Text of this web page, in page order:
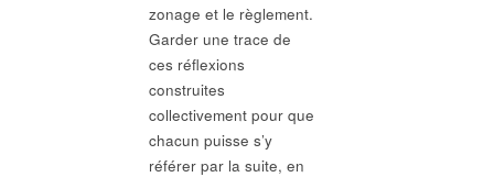
zonage et le règlement.
Garder une trace de
ces réflexions
construites
collectivement pour que
chacun puisse s’y
référer par la suite, en